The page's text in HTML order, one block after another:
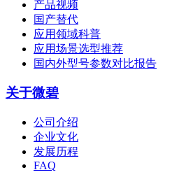
产品视频
国产替代
应用领域科普
应用场景选型推荐
国内外型号参数对比报告
关于微碧
公司介绍
企业文化
发展历程
FAQ